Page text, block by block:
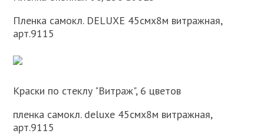
Пленка самокл. DELUXE 45смх8м витражная,
арт.9115
Краски по стеклу "Витраж", 6 цветов
пленка самокл. deluxe 45смх8м витражная,
арт.9115